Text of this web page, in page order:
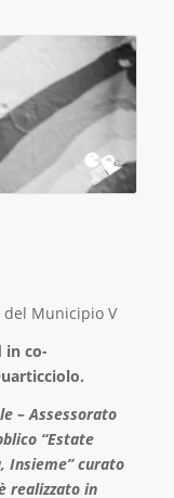
Municipio V
in co-
– Assessorato
“Estate
Insieme” curato
realizzato in